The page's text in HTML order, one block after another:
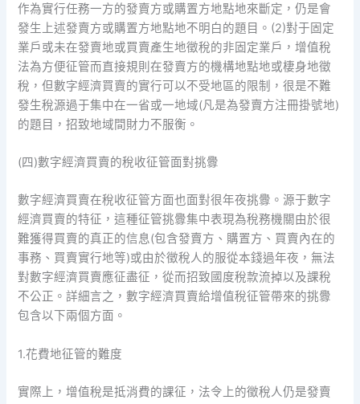
作為實行任務一方的發賣方或購置方地點地來斷定，仍是會
發生上述發賣方或購置方地點地不明白的題目。(2)對于固定
業戶或未在發賣地或買賣產生地徵稅的非固定業戶，增值稅
法為方便征管而直接規則在發賣方的機構地點地或棲身地徵
稅，但數字經濟買賣的實行可以不受地區的限制，很是不難
發生稅源過于集中在一省或一地域(凡是為發賣方注冊掛號地)
的題目，招致地域間財力不服衡。
(四)數字經濟買賣的稅收征管面對挑釁
數字經濟買賣在稅收征管方面也面對很年夜挑釁。源于數字
經濟買賣的特征，這種征管挑釁集中表現為稅務機關由於很
難獲得買賣的真正的信息(包含發賣方、購置方、買賣內在的
事務、買賣實行地等)或由於徵稅人的服從本錢過年夜，無法
對數字經濟買賣應征盡征，從而招致國度稅款流掉以及課稅
不公正。詳細言之，數字經濟買賣給增值稅征管帶來的挑釁
包含以下兩個方面。
1.花費地征管的難度
實際上，增值稅是抵消費的課征，法令上的徵稅人仍是發賣